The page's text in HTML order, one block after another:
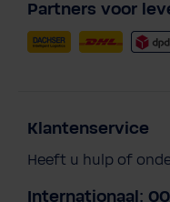
Partners voor
Klantenservice
Heeft u hulp of
Internationaal: